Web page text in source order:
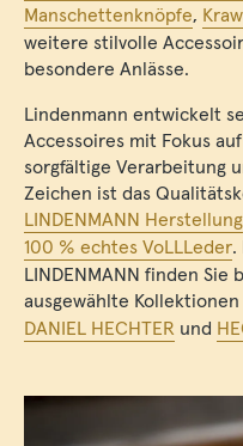
Manschettenknöpfe,
weitere stilvolle
besondere Anlässe.
Lindenmann entwickelt
Accessoires mit Fokus
sorgfältige Verarbeitung
Zeichen ist das
LINDENMANN Herstellung
100 % echtes VoLLLeder.
LINDENMANN finden Sie
ausgewählte Kollektionen
DANIEL HECHTER und